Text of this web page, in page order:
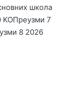
школа
KOПреузми 7
8 2026